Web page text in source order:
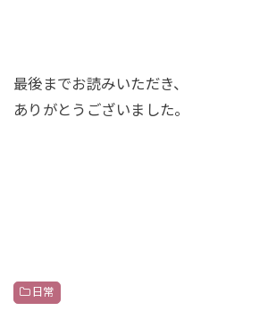
最後までお読みいただき、
ありがとうございました。
日常